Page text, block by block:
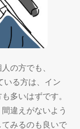
の方でも、
いる方は、イン
多いはずです。
違えがないよう
みるのも良いで